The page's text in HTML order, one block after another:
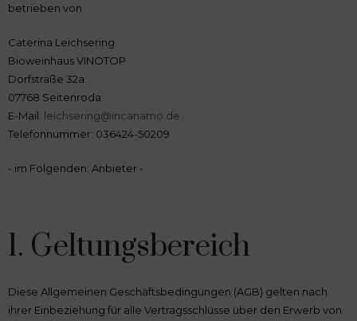
betrieben von
Caterina Leichsering
Bioweinhaus VINOTOP
Dorfstraße 32a
07768 Seitenroda
E-Mail: leichsering@incanamo.de
Telefonnummer: 036424-50209
- im Folgenden: Anbieter -
1. Geltungsbereich
Diese Allgemeinen Geschäftsbedingungen (AGB) gelten nach
ihrer Einbeziehung für alle Vertragsschlüsse über den Erwerb von